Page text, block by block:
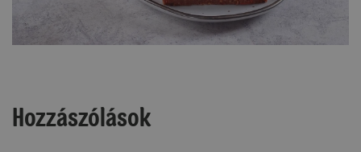
Hozzászólások